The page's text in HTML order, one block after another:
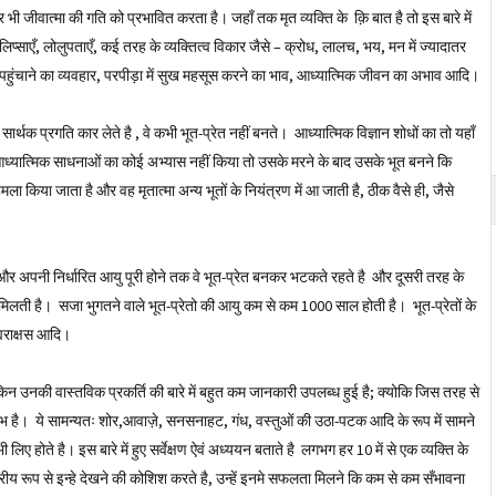
जीवात्मा की गति को प्रभावित करता है। जहाँ तक मृत व्यक्ति के क़ि बात है तो इस बारे में
लोलुपताएँ, कई तरह के व्यक्तित्व विकार जैसे – क्रोध, लालच, भय, मन में ज्यादातर
का व्यवहार, परपीड़ा में सुख महसूस करने का भाव, आध्यात्मिक जीवन का अभाव आदि।
प्रगति कार लेते है , वे कभी भूत-प्रेत नहीं बनते। आध्यात्मिक विज्ञान शोधों का तो यहाँ
साधनाओं का कोई अभ्यास नहीं किया तो उसके मरने के बाद उसके भूत बनने कि
किया जाता है और वह मृतात्मा अन्य भूतों के नियंत्रण में आ जाती है, ठीक वैसे ही, जैसे
अपनी निर्धारित आयु पूरी होने तक वे भूत-प्रेत बनकर भटकते रहते है और दूसरी तरह के
है। सजा भुगतने वाले भूत-प्रेतो की आयु कम से कम 1000 साल होती है। भूत-प्रेतों के
आदि।
उनकी वास्तविक प्रकर्ति की बारे में बहुत कम जानकारी उपलब्ध हुई है; क्योकि जिस तरह से
है। ये सामन्यतः शोर,आवाज़े, सनसनाहट, गंध, वस्तुओं की उठा-पटक आदि के रूप में सामने
होते है। इस बारे में हुए सर्वेक्षण ऐवं अध्ययन बताते है लगभग हर 10 में से एक व्यक्ति के
रूप से इन्हे देखने की कोशिश करते है, उन्हें इनमे सफलता मिलने कि कम से कम सँभावना